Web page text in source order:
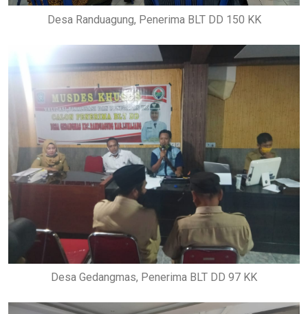
Desa Randuagung, Penerima BLT DD 150 KK
Desa Gedangmas, Penerima BLT DD 97 KK